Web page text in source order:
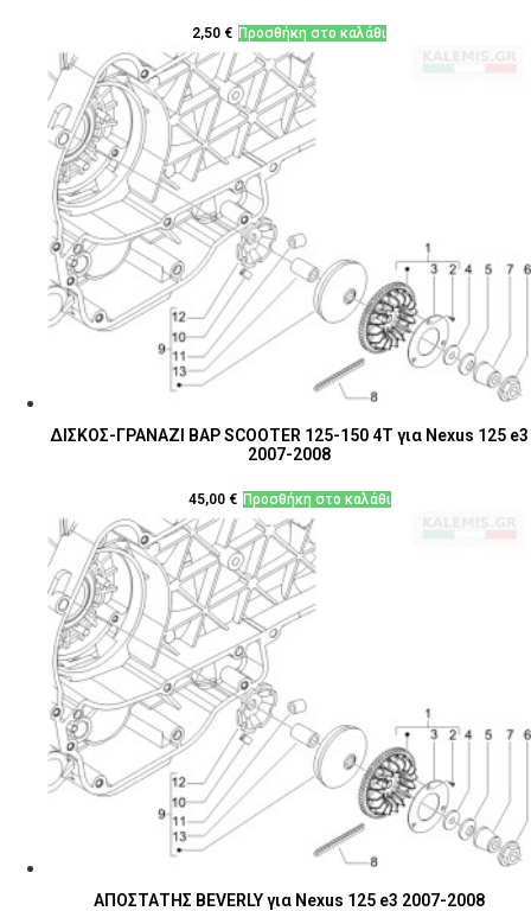
2,50 € Προσθήκη στο καλάθι
ΔΙΣΚΟΣ-ΓΡΑΝΑΖΙ ΒΑΡ SCOOTER 125-150 4T για Nexus 125 e3
2007-2008
45,00 € Προσθήκη στο καλάθι
ΑΠΟΣΤΑΤΗΣ BEVERLY για Nexus 125 e3 2007-2008